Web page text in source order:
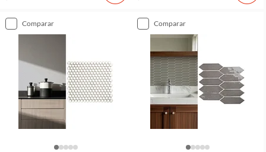
comparar comparar